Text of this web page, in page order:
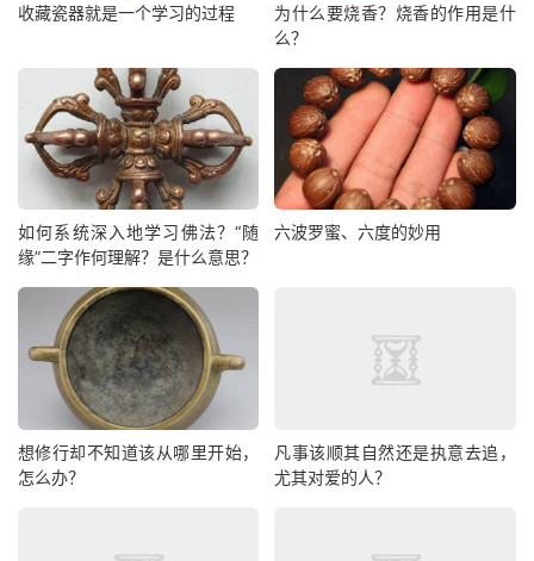
收藏瓷器就是一个学习的过程
为什么要烧香？烧香的作用是什
么？
如何系统深入地学习佛法？“随
缘”二字作何理解？是什么意思？
六波罗蜜、六度的妙用
想修行却不知道该从哪里开始，
怎么办？
凡事该顺其自然还是执意去追，
尤其对爱的人？